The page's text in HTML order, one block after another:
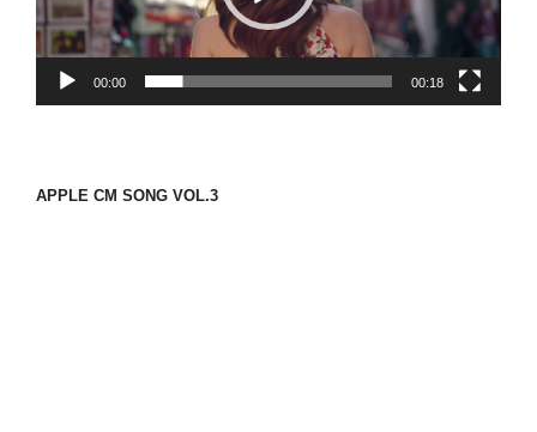
ヤ
ー
00:00 00:18
APPLE CM SONG VOL.3